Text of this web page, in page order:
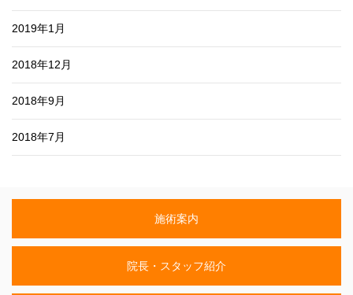
2019年1月
2018年12月
2018年9月
2018年7月
施術案内
院長・スタッフ紹介